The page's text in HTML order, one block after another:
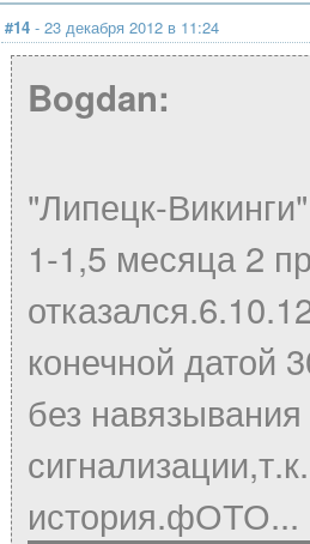
#14 - 23 декабря 2012 в 11:24
Bogdan:
"Липецк-
1-1,5 месяца 2
конечной датой
без
история.фОТО...